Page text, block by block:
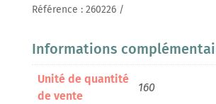
Référence : 260226
Informations
Unité de quantité
de vente
160